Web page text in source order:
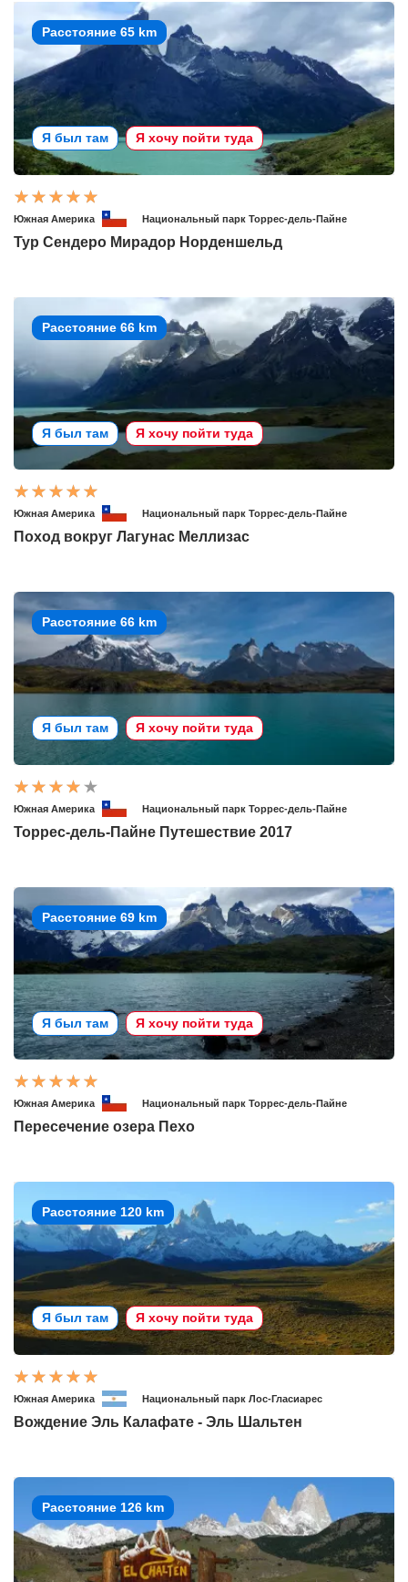
Расстояние 65 km
Я был там Я хочу пойти туда
Южная Америка Национальный парк Торрес-дель-Пайне
Тур Сендеро Мирадор Норденшельд
Расстояние 66 km
Я был там Я хочу пойти туда
Южная Америка Национальный парк Торрес-дель-Пайне
Поход вокруг Лагунас Меллизас
Расстояние 66 km
Я был там Я хочу пойти туда
Южная Америка Национальный парк Торрес-дель-Пайне
Торрес-дель-Пайне Путешествие 2017
Расстояние 69 km
Я был там Я хочу пойти туда
Южная Америка Национальный парк Торрес-дель-Пайне
Пересечение озера Пехо
Расстояние 120 km
Я был там Я хочу пойти туда
Южная Америка Национальный парк Лос-Гласиарес
Вождение Эль Калафате - Эль Шальтен
Расстояние 126 km